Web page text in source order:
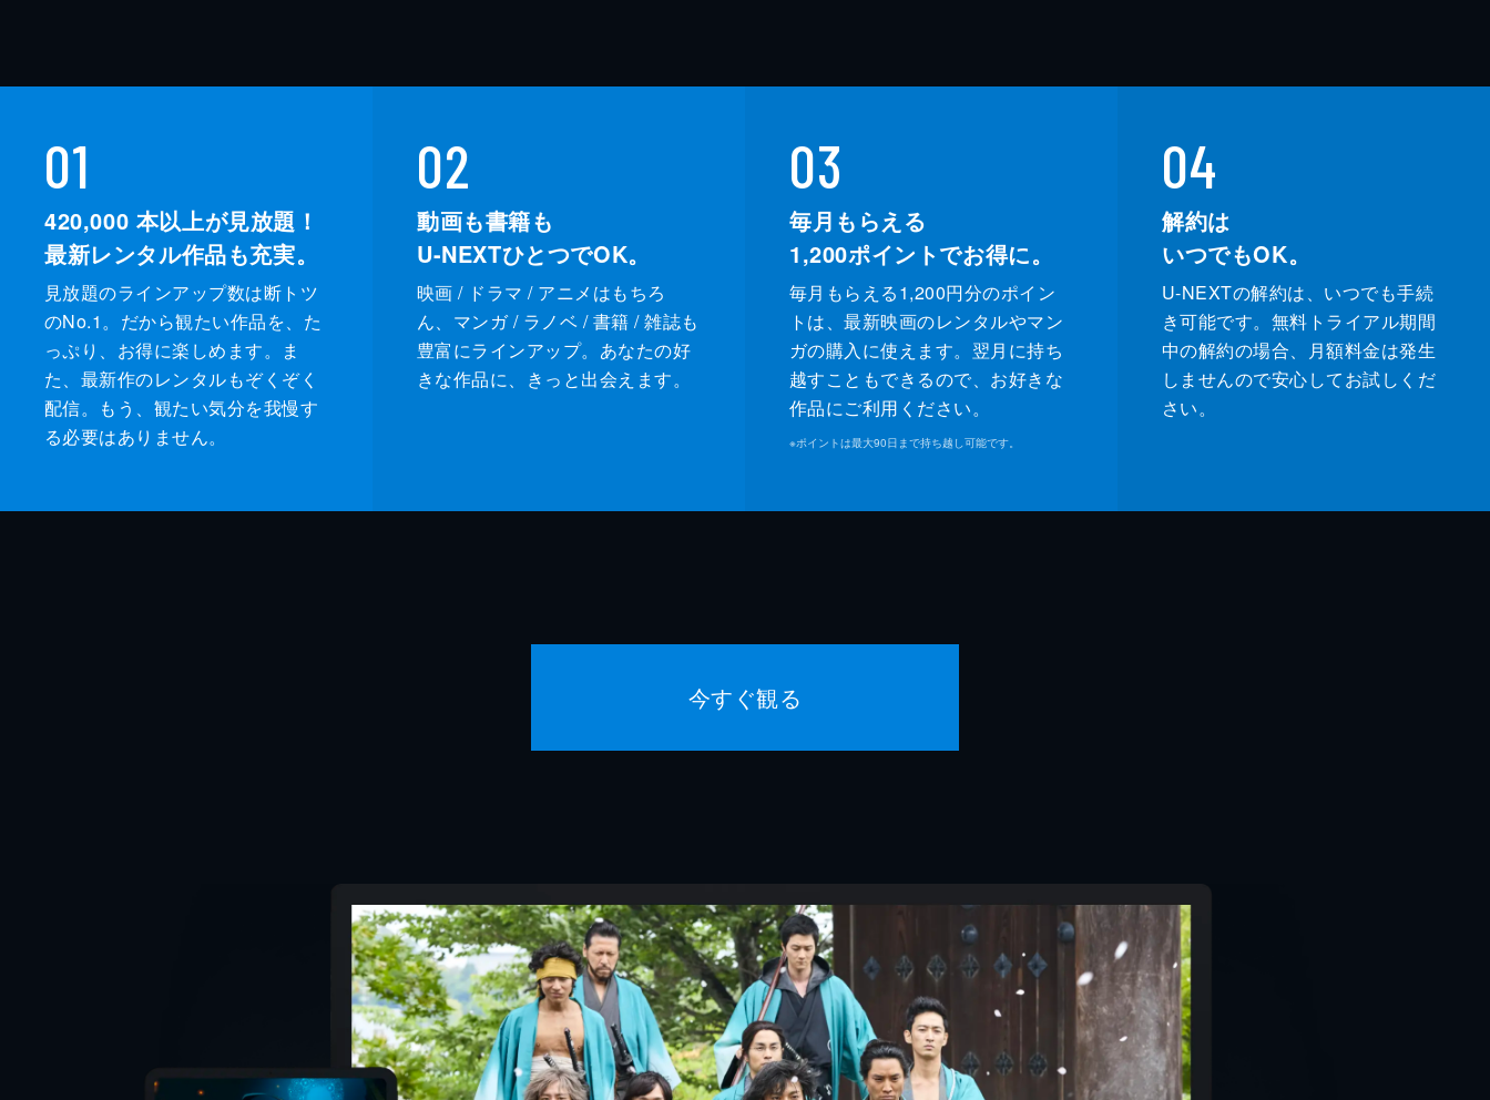
01
420,000 本以上が見放題！
最新レンタル作品も充実。
見放題のラインアップ数は断トツ
のNo.1。だから観たい作品を、た
っぷり、お得に楽しめます。ま
た、最新作のレンタルもぞくぞく
配信。もう、観たい気分を我慢す
る必要はありません。
02
動画も書籍も
U-NEXTひとつでOK。
映画 / ドラマ / アニメはもちろ
ん、マンガ / ラノベ / 書籍 / 雑誌も
豊富にラインアップ。あなたの好
きな作品に、きっと出会えます。
03
毎月もらえる
1,200ポイントでお得に。
毎月もらえる1,200円分のポイン
トは、最新映画のレンタルやマン
ガの購入に使えます。翌月に持ち
越すこともできるので、お好きな
作品にご利用ください。
※ポイントは最大90日まで持ち越し可能です。
04
解約は
いつでもOK。
U-NEXTの解約は、いつでも手続
き可能です。無料トライアル期間
中の解約の場合、月額料金は発生
しませんので安心してお試しくだ
さい。
今すぐ観る